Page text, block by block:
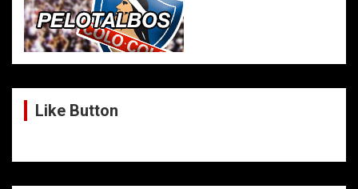
Like Button